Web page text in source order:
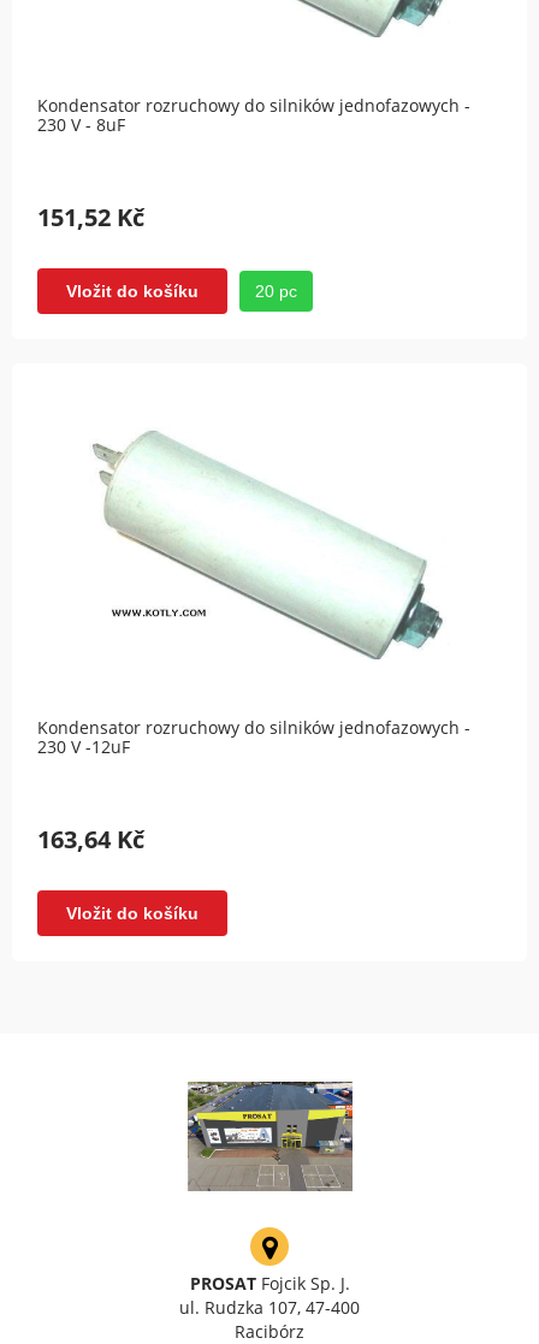
Kondensator rozruchowy do silników jednofazowych -
230 V - 8uF
151,52 Kč
Vložit do košíku 20 pc
Kondensator rozruchowy do silników jednofazowych -
230 V -12uF
163,64 Kč
Vložit do košíku
PROSATFojcik Sp. J.
ul. Rudzka 107, 47-400
Racibórz